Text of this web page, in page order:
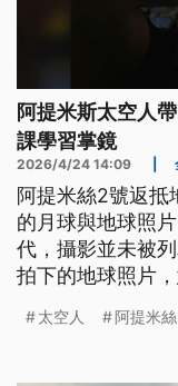
阿提米斯太空人
課學習掌鏡
2026/4/24 14:09
阿提米絲2號返抵
的月球與地球照
代，攝影並未被
拍下的地球照片
規的基礎訓練，
太空人 阿提米